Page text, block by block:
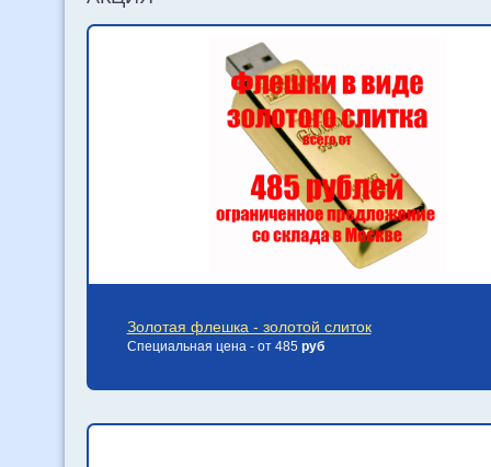
Золотая флешка - золотой слиток
Специальная цена - от 485 руб